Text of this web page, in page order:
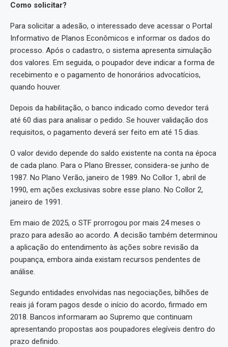
Como solicitar?
Para solicitar a adesão, o interessado deve acessar o Portal
Informativo de Planos Econômicos e informar os dados do
processo. Após o cadastro, o sistema apresenta simulação
dos valores. Em seguida, o poupador deve indicar a forma de
recebimento e o pagamento de honorários advocatícios,
quando houver.
Depois da habilitação, o banco indicado como devedor terá
até 60 dias para analisar o pedido. Se houver validação dos
requisitos, o pagamento deverá ser feito em até 15 dias.
O valor devido depende do saldo existente na conta na época
de cada plano. Para o Plano Bresser, considera-se junho de
1987. No Plano Verão, janeiro de 1989. No Collor 1, abril de
1990, em ações exclusivas sobre esse plano. No Collor 2,
janeiro de 1991.
Em maio de 2025, o STF prorrogou por mais 24 meses o
prazo para adesão ao acordo. A decisão também determinou
a aplicação do entendimento às ações sobre revisão da
poupança, embora ainda existam recursos pendentes de
análise.
Segundo entidades envolvidas nas negociações, bilhões de
reais já foram pagos desde o início do acordo, firmado em
2018. Bancos informaram ao Supremo que continuam
apresentando propostas aos poupadores elegíveis dentro do
prazo definido.